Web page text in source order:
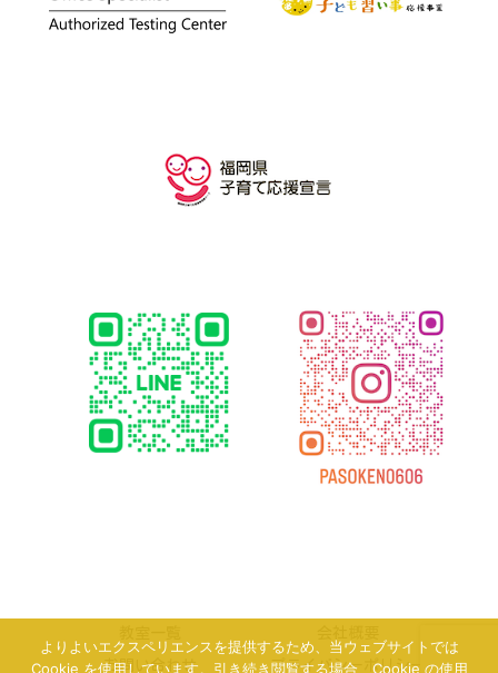
お問い合わせ プライバシーポリシー
よりよいエクスペリエンスを提供するため、当ウェブサイトでは
Cookie を使用しています。引き続き閲覧する場合、Cookie の使用